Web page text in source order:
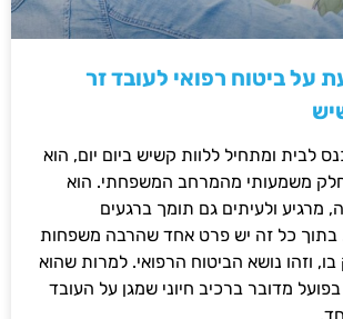
על ביטוח רפואי לעובד זר
לבית ומתחיל ללוות קשיש ביום יום, הוא
משמעותי מהמרחב המשפחתי. הוא
מרגיע ולעיתים גם תומך ברגעים
בתוך כל זה יש פרט אחד שהרבה משפחות
וזהו נושא הביטוח הרפואי. למרות שהוא
מדובר ברכיב חיוני שמגן על העובד